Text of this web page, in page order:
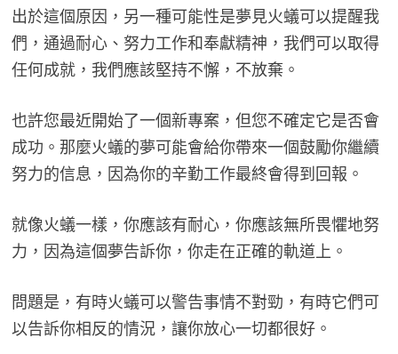
出於這個原因，另一種可能性是夢見火蟻可以提醒我
們，通過耐心、努力工作和奉獻精神，我們可以取得
任何成就，我們應該堅持不懈，不放棄。
也許您最近開始了一個新專案，但您不確定它是否會
成功。那麼火蟻的夢可能會給你帶來一個鼓勵你繼續
努力的信息，因為你的辛勤工作最終會得到回報。
就像火蟻一樣，你應該有耐心，你應該無所畏懼地努
力，因為這個夢告訴你，你走在正確的軌道上。
問題是，有時火蟻可以警告事情不對勁，有時它們可
以告訴你相反的情況，讓你放心一切都很好。